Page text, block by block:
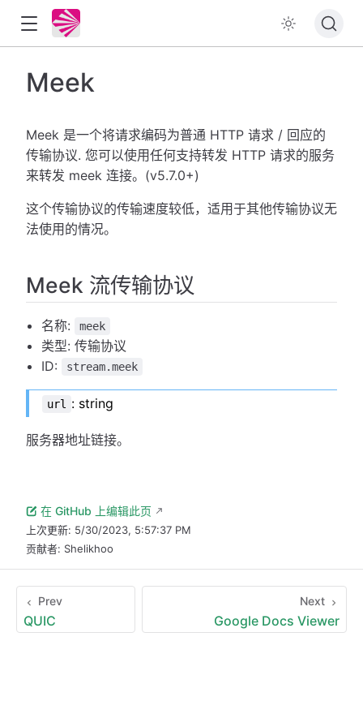
Meek
Meek 是一个将请求编码为普通 HTTP 请求 / 回应的
传输协议. 您可以使用任何支持转发 HTTP 请求的服务
来转发 meek 连接。(v5.7.0+)
这个传输协议的传输速度较低，适用于其他传输协议无
法使用的情况。
Meek 流传输协议
名称: meek
类型: 传输协议
ID:
stream.meek
url : string
服务器地址链接。
在 GitHub 上编辑此页
上次更新: 5/30/2023, 5:57:37 PM
贡献者: Shelikhoo
Prev
QUIC
Next
Google Docs Viewer